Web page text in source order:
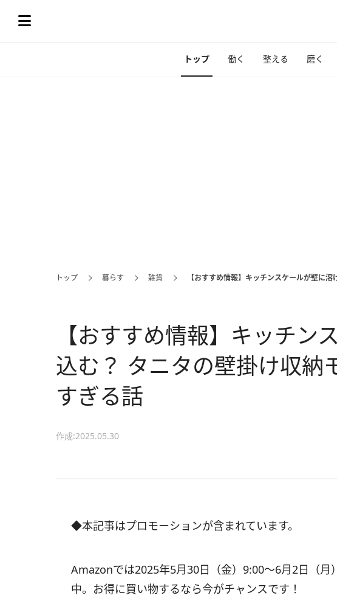
トップ 働く 整える 磨く
トップ 暮らす 雑貨 【おすすめ情報】キッチンスケールが壁に
【おすすめ情報】キッチン
込む？ タニタの壁掛け収納
すぎる話
作成:2025.05.30
◆本記事はプロモーションが含まれています。
Amazonでは2025年5月30日（金）9:00～6月2日（月
中。お得に買い物するなら今がチャンスです！